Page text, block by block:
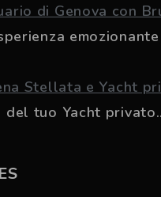
di Genova con
Stellata e Yacht
tuo Yacht